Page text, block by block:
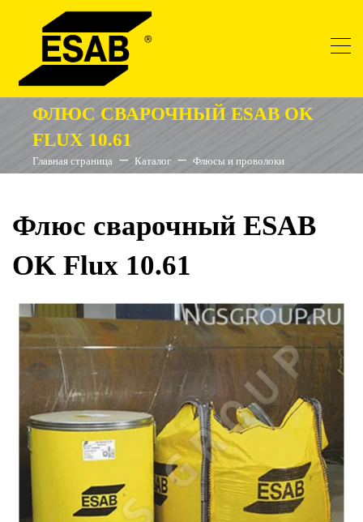
ФЛЮС СВАРОЧНЫЙ ESAB OK
FLUX 10.61
Главная страница Каталог Флюсы и проволоки
Флюс сварочный ESAB
OK Flux 10.61